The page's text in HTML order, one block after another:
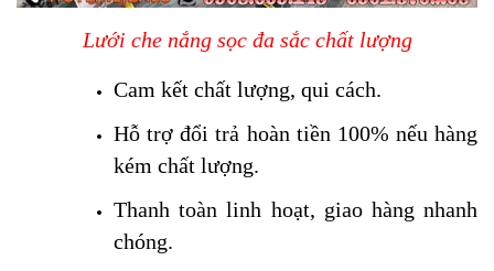
Lưới che nắng sọc đa sắc chất lượng
Cam kết chất lượng, qui cách.
Hỗ trợ đổi trả hoàn tiền 100% nếu hàng
kém chất lượng.
Thanh toàn linh hoạt, giao hàng nhanh
chóng.